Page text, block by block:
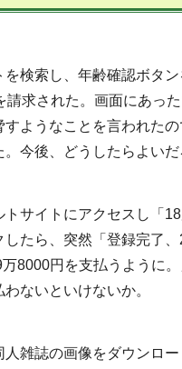
を検索し、年齢確認ボタ
請求された。画面にあっ
ようなことを言われた
今後、どうしたらよいだ
サイトにアクセスし「
したら、突然「登録完了
8000円を支払うように
ないといけないか。
人雑誌の画像をダウンロ